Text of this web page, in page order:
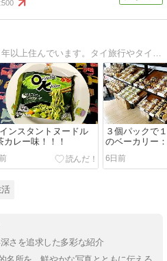
500
バンコク在住、タイに１５年以上住んでいます。タイ旅行やタイのレストラン、日本とは違うタイの生活を紹介します。
ンスタントヌードル
カレー味！！！
３個パックで
のベーカリー：
Bakerlicious
6日前
活
さを追求した多彩な紹介